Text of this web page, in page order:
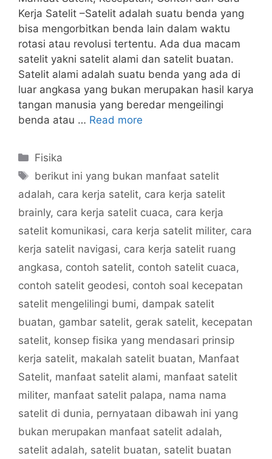
Kerja Satelit –Satelit adalah suatu benda yang
bisa mengorbitkan benda lain dalam waktu
rotasi atau revolusi tertentu. Ada dua macam
satelit yakni satelit alami dan satelit buatan.
Satelit alami adalah suatu benda yang ada di
luar angkasa yang bukan merupakan hasil karya
tangan manusia yang beredar mengeilingi
benda atau … Read more
Categories
Fisika
Tags
berikut ini yang bukan manfaat satelit
adalah, cara kerja satelit, cara kerja satelit
brainly, cara kerja satelit cuaca, cara kerja
satelit komunikasi, cara kerja satelit militer, cara
kerja satelit navigasi, cara kerja satelit ruang
angkasa, contoh satelit, contoh satelit cuaca,
contoh satelit geodesi, contoh soal kecepatan
satelit mengelilingi bumi, dampak satelit
buatan, gambar satelit, gerak satelit, kecepatan
satelit, konsep fisika yang mendasari prinsip
kerja satelit, makalah satelit buatan, Manfaat
Satelit, manfaat satelit alami, manfaat satelit
militer, manfaat satelit palapa, nama nama
satelit di dunia, pernyataan dibawah ini yang
bukan merupakan manfaat satelit adalah,
satelit adalah, satelit buatan, satelit buatan